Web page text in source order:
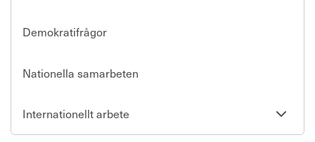
Demokratifrågor
Nationella samarbeten
Internationellt arbete
Se